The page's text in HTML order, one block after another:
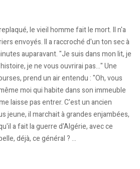
le vieil homme fait le mort. Il n'a
envoyés. Il a raccroché d'un ton sec à
auparavant. "Je suis dans mon lit, je
je ne vous ouvrirai pas..." Une
prend un air entendu : "Oh, vous
moi qui habite dans son immeuble
laisse pas entrer. C'est un ancien
jeune, il marchait à grandes enjambées,
a fait la guerre d'Algérie, avec ce
déjà, ce général ? ...